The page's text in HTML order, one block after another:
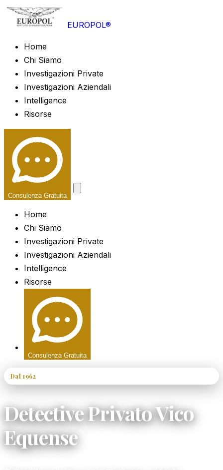
EUROPOL®
Home
Chi Siamo
Investigazioni Private
Investigazioni Aziendali
Intelligence
Risorse
Consulenza Gratuita
Home
Chi Siamo
Investigazioni Private
Investigazioni Aziendali
Intelligence
Risorse
Consulenza Gratuita
Dal 1962
Detective Privato Vico
Equense